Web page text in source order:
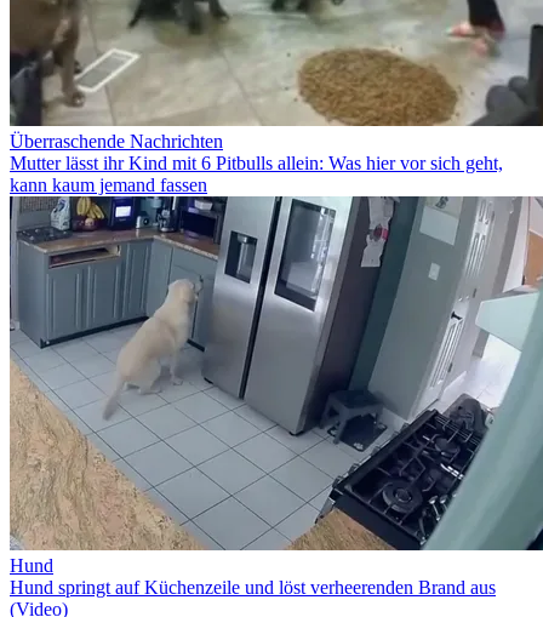
Überraschende Nachrichten
Mutter lässt ihr Kind mit 6 Pitbulls allein: Was hier vor sich geht,
kann kaum jemand fassen
Hund
Hund springt auf Küchenzeile und löst verheerenden Brand aus
(Video)